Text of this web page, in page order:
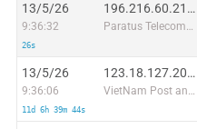
13/5/26
9:36:32
26s
196.216.60.218:25259
Paratus Telecommunications Limited
13/5/26
9:36:06
11d 6h 39m 44s
123.18.127.206:46257
VietNam Post and Telecom Corporation